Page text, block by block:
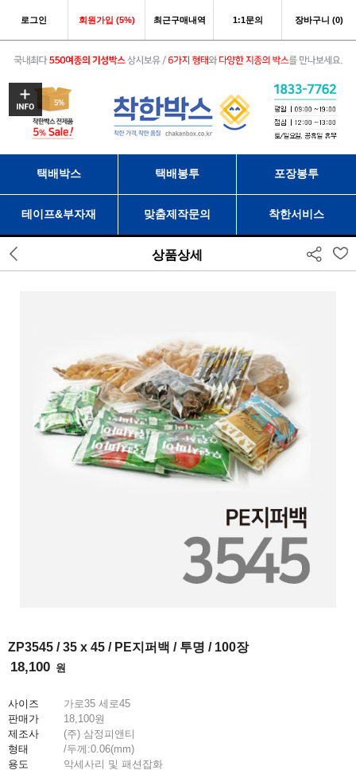
로그인 회원가입 (5%) 최근구매내역 1:1문의 장바구니 (0)
택배박스 택배봉투 포장봉투
테이프&부자재 맞춤제작문의 착한서비스
상품상세
ZP3545 / 35 x 45 / PE지퍼백 / 투명 / 100장
18,100 원
사이즈 가로35 세로45
판매가
18,100원
제조사
(주) 삼정피앤티
형태
/두께:0.06(mm)
용도
악세사리 및 패션잡화